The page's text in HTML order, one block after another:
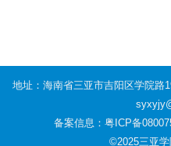
地址：海南省三亚市吉阳区学院路
备案信息：粤ICP备
©2025三亚